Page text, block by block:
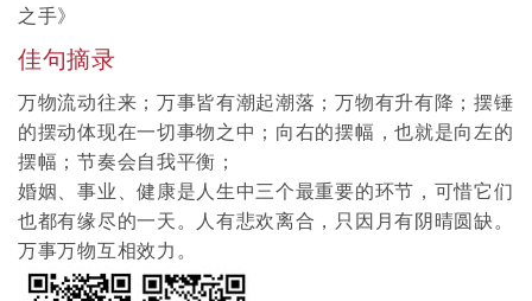
之手》
佳句摘录
万物流动往来；万事皆有潮起潮落；万物有升有降；摆锤
的摆动体现在一切事物之中；向右的摆幅，也就是向左的
摆幅；节奏会自我平衡；
婚姻、事业、健康是人生中三个最重要的环节，可惜它们
也都有缘尽的一天。人有悲欢离合，只因月有阴晴圆缺。
万事万物互相效力。